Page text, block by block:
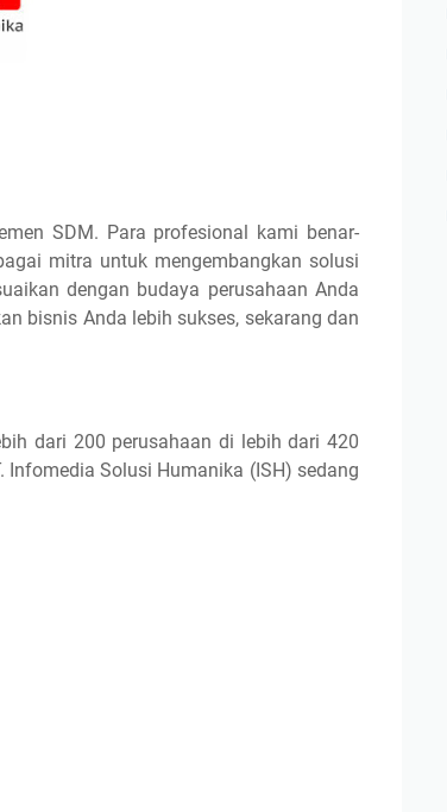
SDM. Para profesional kami benar-
mitra untuk mengembangkan solusi
dengan budaya perusahaan Anda
bisnis Anda lebih sukses, sekarang dan
dari 200 perusahaan di lebih dari 420
Solusi Humanika (ISH) sedang